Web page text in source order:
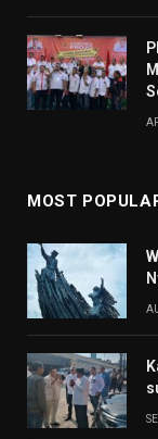
MOST